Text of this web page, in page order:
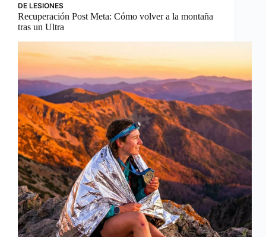
DE LESIONES
Recuperación Post Meta: Cómo volver a la montaña
tras un Ultra